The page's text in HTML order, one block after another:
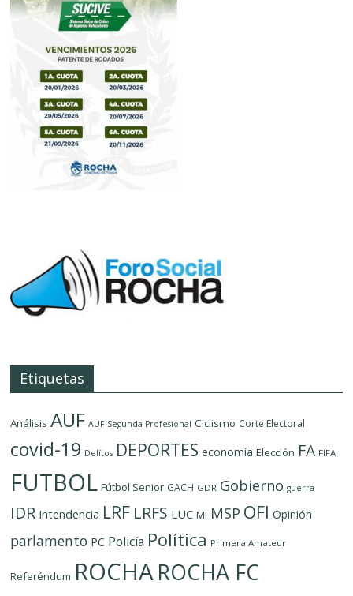
Etiquetas
Análisis AUF AUF Segunda Profesional Ciclismo Corte Electoral
covid-19 Delítos DEPORTES economía Elección FA FIFA
FUTBOL Fútbol Senior GACH GDR Gobierno guerra
IDR Intendencia LRF LRFS LUC MI MSP OFI Opinión
parlamento PC Policía Política Primera Amateur
Referéndum ROCHAROCHA FC